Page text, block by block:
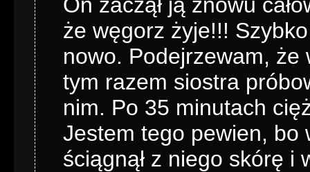
że węgorz żyje!!!
nowo. Podejrzewam,
tym razem siostra
nim. Po 35 minutach
Jestem tego pewien, bo
ściągnął z niego skórę i